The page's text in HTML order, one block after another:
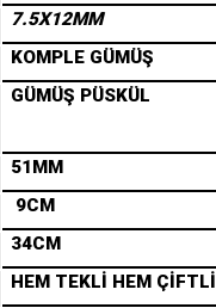
7.5X12MM
KOMPLE GÜMÜŞ
GÜMÜŞ PÜSKÜL
51MM
9CM
34CM
HEM TEKLİ HEM ÇİFTLİ